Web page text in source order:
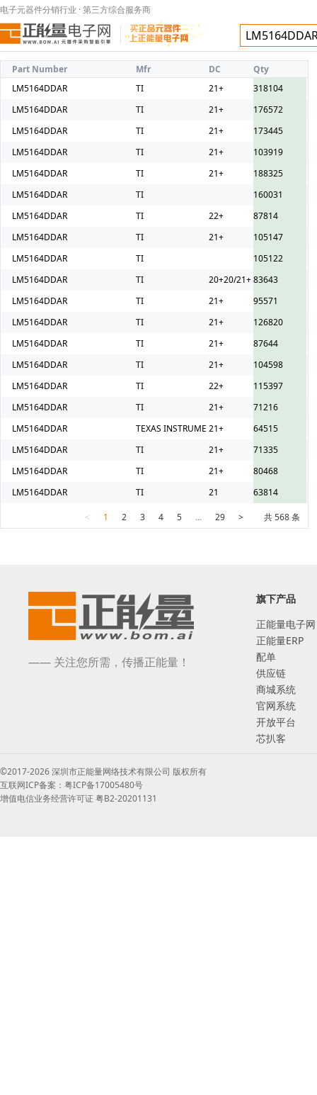
电子元器件分销行业 · 第三方综合服务商
Part Number Mfr DC
Qty
LM5164DDAR
TI 21+
318104
LM5164DDAR
TI 21+
176572
LM5164DDAR
TI 21+
173445
LM5164DDAR
TI 21+
103919
LM5164DDAR
TI 21+
188325
LM5164DDAR
TI
160031
LM5164DDAR
TI 22+
87814
LM5164DDAR
TI 21+
105147
LM5164DDAR
TI
105122
LM5164DDAR
TI 20+20/21+83643
LM5164DDAR
TI 21+
95571
LM5164DDAR
TI 21+
126820
LM5164DDAR
TI 21+
87644
LM5164DDAR
TI 21+
104598
LM5164DDAR
TI 22+
115397
LM5164DDAR
TI 21+
71216
LM5164DDAR
TEXAS INSTRUMENTS
21+
64515
LM5164DDAR
TI 21+
71335
LM5164DDAR
TI 21+
80468
LM5164DDAR
TI 21 63814
< 1 2 3 4 5 ... 29 > 共 568 条
—— 关注您所需，传播正能量！
旗下产品
正能量电子网
正能量ERP
配单
供应链
商城系统
官网系统
开放平台
芯扒客
©2017-2026 深圳市正能量网络技术有限公司 版权所有
互联网ICP备案：粤ICP备17005480号
增值电信业务经营许可证 粤B2-20201131